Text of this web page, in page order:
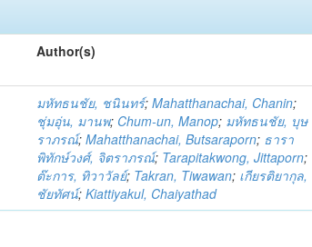
Author(s)
มหัทธนชัย, ชนินทร์;Mahatthanachai, Chanin;
ชุ่มอุ่น, มานพ; Chum-un, Manop; มหัทธนชัย, บุษ
ราภรณ์;Mahatthanachai, Butsaraporn; ธารา
พิทักษ์วงศ์, จิตราภรณ์; Tarapitakwong, Jittaporn;
ต๊ะการ, ทิวาวัลย์; Takran, Tiwawan; เกียรติยากุล,
ชัยทัศน์;Kiattiyakul, Chaiyathad